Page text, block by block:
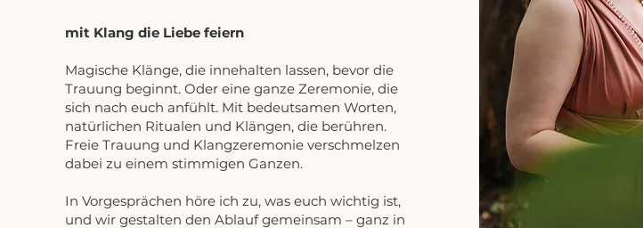
​mit Klang die Liebe feiern
Magische Klänge, die innehalten lassen, bevor die
Trauung beginnt. Oder eine ganze Zeremonie, die
sich nach euch anfühlt. Mit bedeutsamen Worten,
natürlichen Ritualen und Klängen, die berühren.
Freie Trauung und Klangzeremonie verschmelzen
dabei zu einem stimmigen Ganzen.
In Vorgesprächen höre ich zu, was euch wichtig ist,
und wir gestalten den Ablauf gemeinsam – ganz in